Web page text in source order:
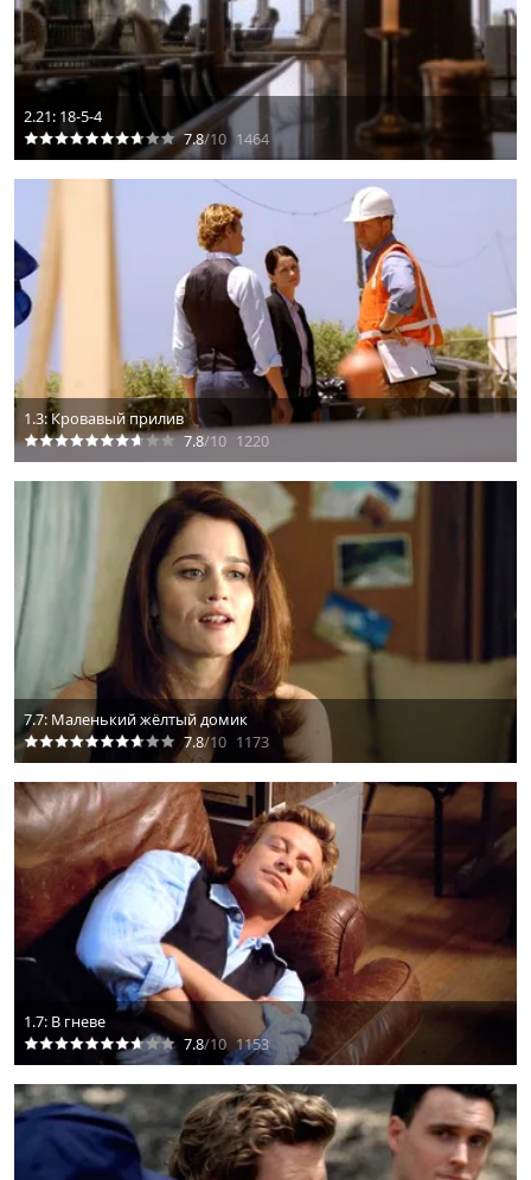
2.21: 18-5-4
7.8/10 1464
1.3: Кровавый прилив
7.8/10 1220
7.7: Маленький жёлтый домик
7.8/10 1173
1.7: В гневе
7.8/10 1153